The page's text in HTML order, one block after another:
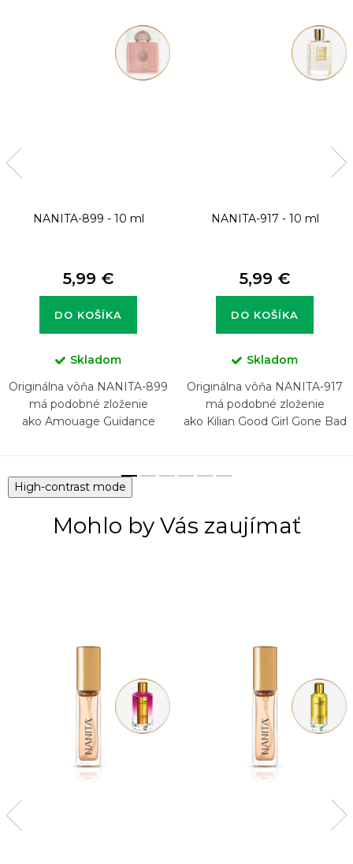
NANITA-899 - 10 ml
5,99 €
DO KOŠÍKA
Skladom
Originálna vôňa NANITA-899
má podobné zloženie
ako Amouage Guidance
NANITA-917 - 10 ml
5,99 €
DO KOŠÍKA
Skladom
Originálna vôňa NANITA-917
má podobné zloženie
ako Kilian Good Girl Gone Bad
High-contrast mode
Mohlo by Vás zaujímať